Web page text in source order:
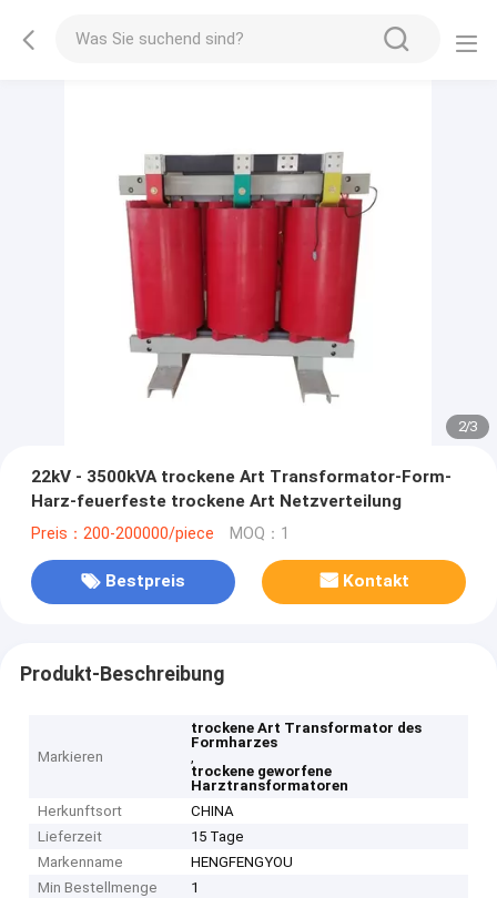
2/3
22kV - 3500kVA trockene Art Transformator-Form-
Harz-feuerfeste trockene Art Netzverteilung
Preis：200-200000/piece MOQ：1
Bestpreis Kontakt
Produkt-Beschreibung
Markieren
trockene Art Transformator des
Formharzes
,
trockene geworfene
Harztransformatoren
Herkunftsort
CHINA
Lieferzeit
15 Tage
Markenname
HENGFENGYOU
Min Bestellmenge
1